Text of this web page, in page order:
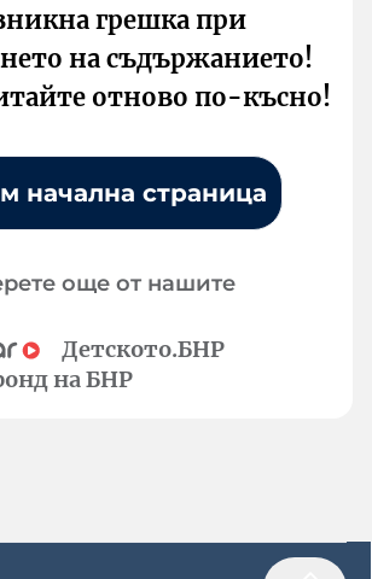
грешка при
на съдържанието!
отново по-късно!
начална страница
още от нашите
Детското.БНР
на БНР